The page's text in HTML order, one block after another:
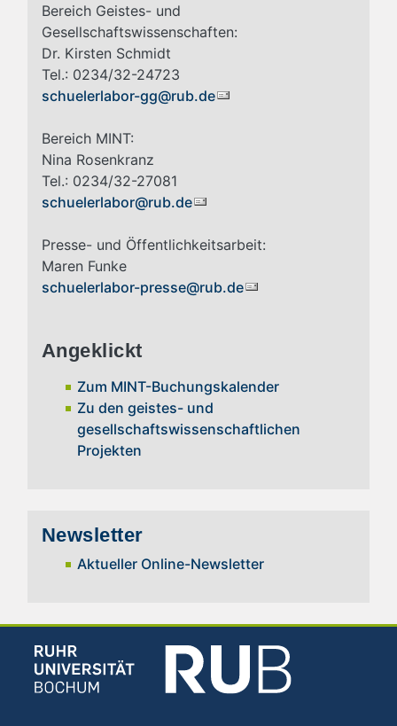
Bereich Geistes- und
Gesellschaftswissenschaften:
Dr. Kirsten Schmidt
Tel.: 0234/32-24723
schuelerlabor-gg@rub.de
Bereich MINT:
Nina Rosenkranz
Tel.: 0234/32-27081
schuelerlabor@rub.de
Presse- und Öffentlichkeitsarbeit:
Maren Funke
schuelerlabor-presse@rub.de
Angeklickt
Zum MINT-Buchungskalender
Zu den geistes- und
gesellschaftswissenschaftlichen
Projekten
Newsletter
Aktueller Online-Newsletter